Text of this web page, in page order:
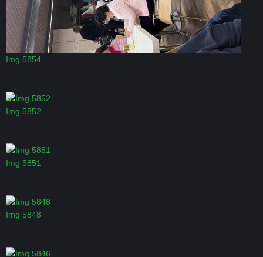
Img 5854
Img 5852
Img 5851
Img 5848